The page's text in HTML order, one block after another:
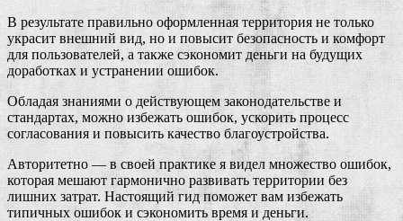
В результате правильно оформленная территория не только
украсит внешний вид, но и повысит безопасность и комфорт
для пользователей, а также сэкономит деньги на будущих
доработках и устранении ошибок.
Обладая знаниями о действующем законодательстве и
стандартах, можно избежать ошибок, ускорить процесс
согласования и повысить качество благоустройства.
Авторитетно — в своей практике я видел множество ошибок,
которая мешают гармонично развивать территории без
лишних затрат. Настоящий гид поможет вам избежать
типичных ошибок и сэкономить время и деньги.